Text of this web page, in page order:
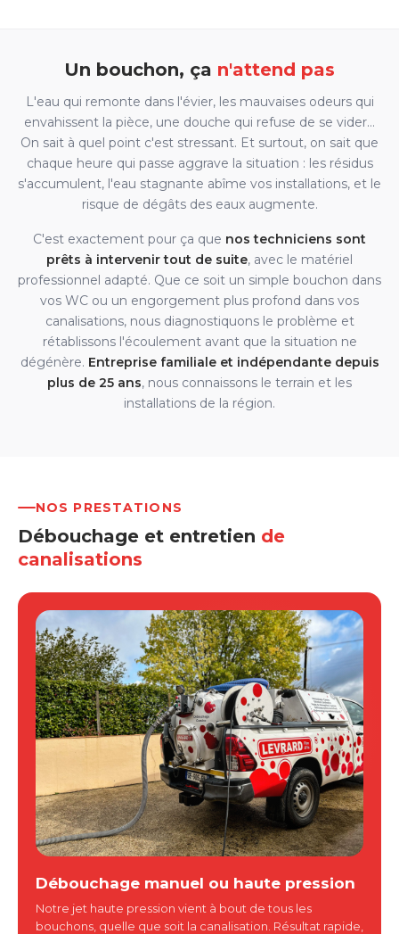
Un bouchon, ça n'attend pas
L'eau qui remonte dans l'évier, les mauvaises odeurs qui
envahissent la pièce, une douche qui refuse de se vider…
On sait à quel point c'est stressant. Et surtout, on sait que
chaque heure qui passe aggrave la situation : les résidus
s'accumulent, l'eau stagnante abîme vos installations, et le
risque de dégâts des eaux augmente.
C'est exactement pour ça que nos techniciens sont
prêts à intervenir tout de suite, avec le matériel
professionnel adapté. Que ce soit un simple bouchon dans
vos WC ou un engorgement plus profond dans vos
canalisations, nous diagnostiquons le problème et
rétablissons l'écoulement avant que la situation ne
dégénère. Entreprise familiale et indépendante depuis
plus de 25 ans, nous connaissons le terrain et les
installations de la région.
NOS PRESTATIONS
Débouchage et entretien de
canalisations
Débouchage manuel ou haute pression
Notre jet haute pression vient à bout de tous les
bouchons, quelle que soit la canalisation. Résultat rapide,